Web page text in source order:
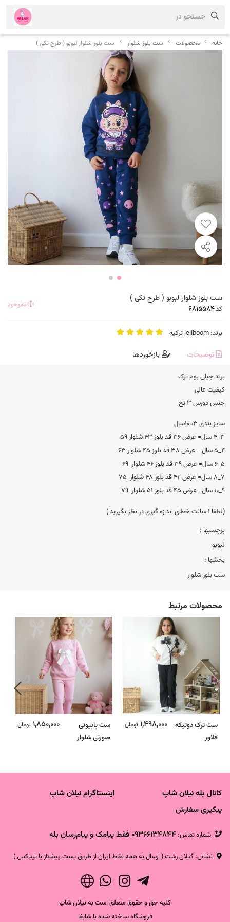
خانه محصولات ست بلوز شلوار ست بلوز شلوار لبوبو ( طرح تکی )
ست بلوز شلوار لبوبو ( طرح تکی )
کد ناموجود
برند: jeliboom ترکیه
توضیحات بازخوردها
برند جیلی بوم ترک
کیفیت عالی
جنس دورس ۳ نخ
سایز بندی ۳تا۱۰سال
۳_۴ سال= عرض ۳۶ قد بلوز ۴۳ شلوار ۵۹
۴_۵ سال = عرض ۳۸ قد بلوز ۴۵ شلوار ۶۳
۵_۶ سال= عرض ۳۹ قد بلوز ۴۶ شلوار ۶۹
۷_۸ سال= عرض ۴۲ قد بلوز ۴۸ شلوار ۷۵
۹_۱۰ سال= عرض ۴۵ قد بلوز ۵۱ شلوار ۷۹
(لطفا ۱ سانت خطای اندازه گیری در نظر بگیرید )
برچسبها :
لبوبو
بخشها :
ست بلوز شلوار
محصولات مرتبط
ست ترک دوتیکه
فلاور
1,498,000 تومان
ست پاپیونی
صورتی شلوار
1,850,000 تومان
کانال بله نیلان شاپ
اینستاگرام نیلان شاپ
پیگیری سفارش
شماره تماس‌: 09366134844 فقط پیامک و پیام‌رسان بله
نشانی: گیلان رشت ( ارسال به همه نقاط ایران از طریق پست پیشتاز یا تیپاکس )
کلیه حق و حقوق متعلق است به نیلان شاپ
فروشگاه ساخته شده با شاپفا
جستجو در